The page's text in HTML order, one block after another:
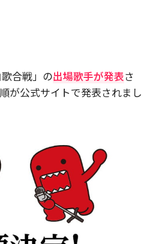
合戦」の出場歌手が発表さ
が公式サイトで発表されまし